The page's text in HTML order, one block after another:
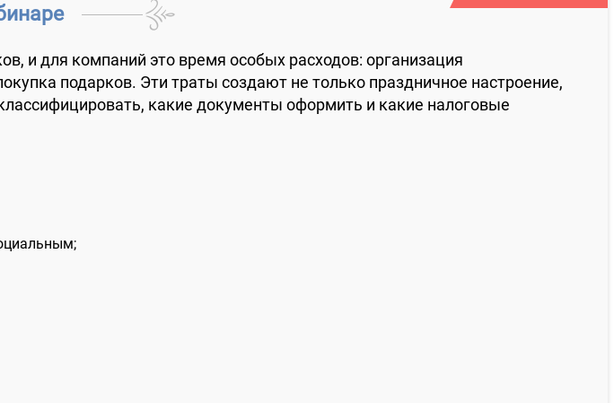
и для компаний это время особых расходов: организация
подарков. Эти траты создают не только праздничное настроение,
какие документы оформить и какие налоговые